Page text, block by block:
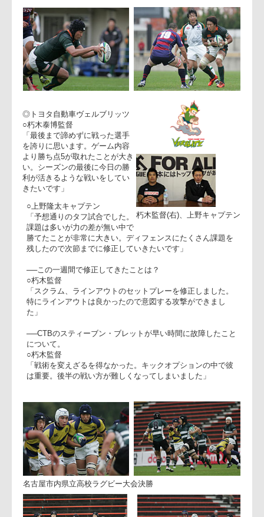
「レフリーと上手くコミュニケーションが取れていなかっ
た」
──昨年度のトヨタ自動車戦と今年のトヨタ自動車戦での違
い。
○前田監督
「僅差での戦いができているのは近鉄の成長だと思います」
◎トヨタ自動車ヴェルブリッツ
「最後まで諦めずに戦った選手
を誇りに思います。ゲーム内容
より勝ち点5が取れたことが大き
い。シーズンの最後に今日の勝
利が活きるような戦いをしてい
きたいです」
○上野隆太キャプテン
「予想通りのタフ試合でした。
課題は多いが力の差が無い中で
勝てたことが非常に大きい。ディフェンスにたくさん課題を
──この一週間で修正してきたことは？
○朽木監督
「スクラム、ラインアウトのセットプレーを修正しました。
特にラインアウトは良かったので意図する攻撃ができまし
た」
──CTBのスティーブン・ブレットが早い時間に故障したこと
について。
○朽木監督